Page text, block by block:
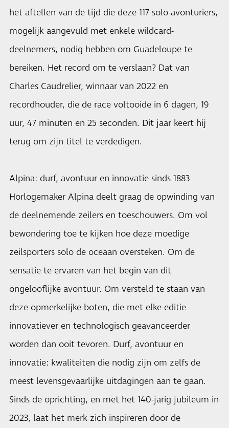
het aftellen van de tijd die deze 117 solo-avonturiers,
mogelijk aangevuld met enkele wildcard-
deelnemers, nodig hebben om Guadeloupe te
bereiken. Het record om te verslaan? Dat van
Charles Caudrelier, winnaar van 2022 en
recordhouder, die de race voltooide in 6 dagen, 19
uur, 47 minuten en 25 seconden. Dit jaar keert hij
terug om zijn titel te verdedigen.
Alpina: durf, avontuur en innovatie sinds 1883
Horlogemaker Alpina deelt graag de opwinding van
de deelnemende zeilers en toeschouwers. Om vol
bewondering toe te kijken hoe deze moedige
zeilsporters solo de oceaan oversteken. Om de
sensatie te ervaren van het begin van dit
ongelooflijke avontuur. Om versteld te staan van
deze opmerkelijke boten, die met elke editie
innovatiever en technologisch geavanceerder
worden dan ooit tevoren. Durf, avontuur en
innovatie: kwaliteiten die nodig zijn om zelfs de
meest levensgevaarlijke uitdagingen aan te gaan.
Sinds de oprichting, en met het 140-jarig jubileum in
2023, laat het merk zich inspireren door de